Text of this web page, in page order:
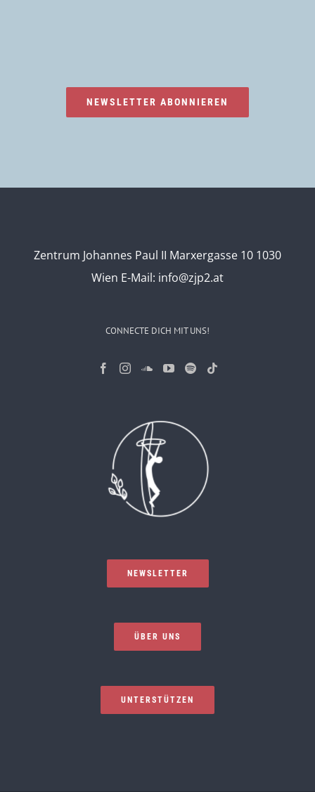
NEWSLETTER ABONNIEREN
Zentrum Johannes Paul II Marxergasse 10 1030
Wien E-Mail: info@zjp2.at
CONNECTE DICH MIT UNS!
NEWSLETTER
ÜBER UNS
UNTERSTÜTZEN